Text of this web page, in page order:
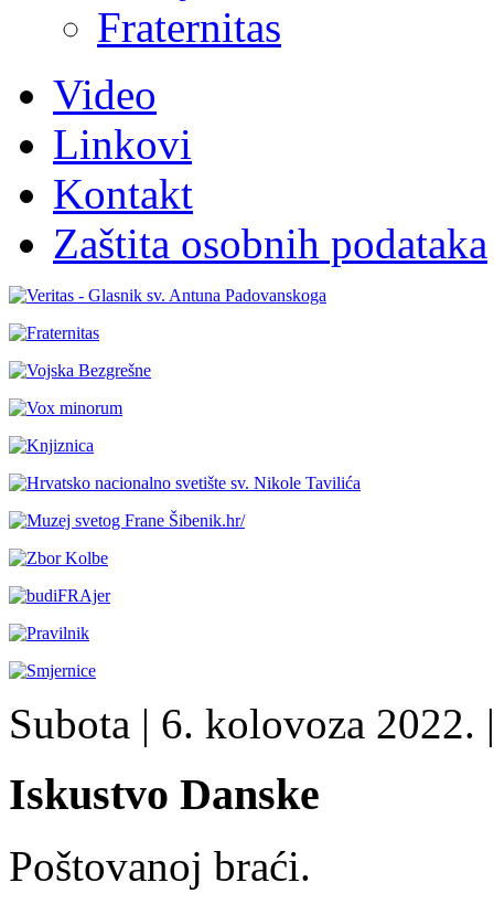
Fraternitas
Video
Linkovi
Kontakt
Zaštita osobnih podataka
Subota | 6. kolovoza 2022. |
Iskustvo Danske
Poštovanoj braći.